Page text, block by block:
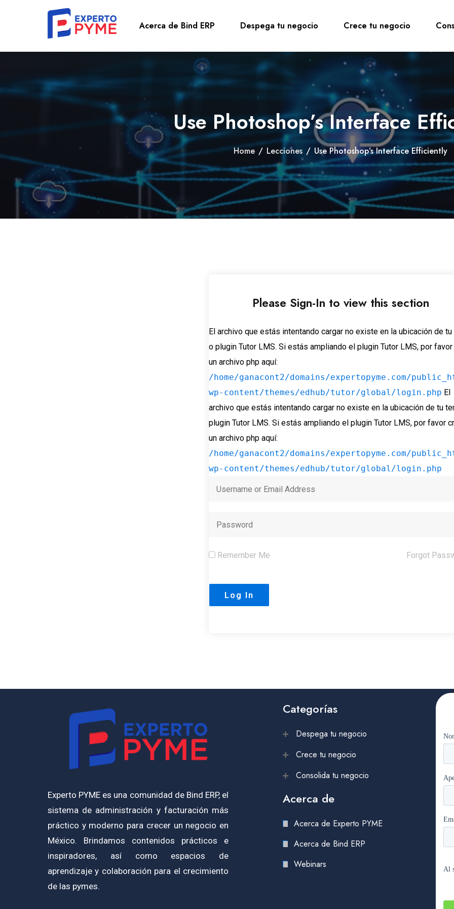
Acerca de Bind ERP Despega tu negocio Crece tu negocio
Use Photoshop’s Interface
Home / Lecciones / Use Photoshop’s Interface Efficiently
Please Sign-In to view this section
El archivo que estás intentando cargar no existe en la ubicación de tu
o plugin Tutor LMS. Si estás ampliando el plugin Tutor LMS, por
un archivo php aquí:
/home/ganacont2/domains/expertopyme.com/
wp-content/themes/edhub/tutor/global/login.php El
archivo que estás intentando cargar no existe en la ubicación de tu
plugin Tutor LMS. Si estás ampliando el plugin Tutor LMS, por favor
un archivo php aquí:
/home/ganacont2/domains/expertopyme.com/
wp-content/themes/edhub/tutor/global/login.php
Remember Me Forgot
Experto PYME es una comunidad de Bind ERP, el
sistema de administración y facturación más
práctico y moderno para crecer un negocio en
México. Brindamos contenidos prácticos e
inspiradores, así como espacios de
aprendizaje y colaboración para el crecimiento
de las pymes.
Categorías
Despega tu negocio
Crece tu negocio
Consolida tu negocio
Acerca de
Acerca de Experto PYME
Acerca de Bind ERP
Webinars